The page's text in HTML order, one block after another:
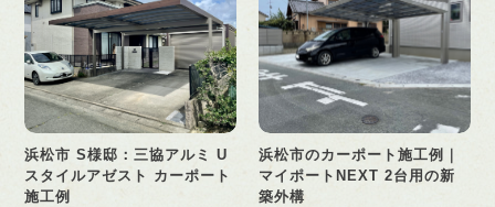
浜松市 S様邸：三協アルミ U
スタイルアゼスト カーポート
施工例
浜松市のカーポート施工例｜
マイポートNEXT 2台用の新
築外構